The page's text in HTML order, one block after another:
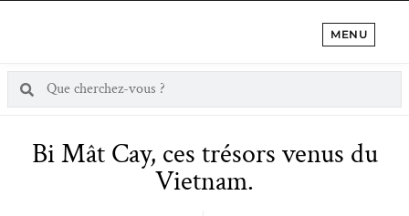
MENU
Bi Mât Cay, ces trésors venus du
Vietnam.